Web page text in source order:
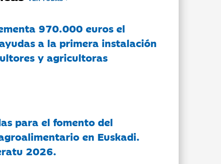
970.000 euros el
a la primera instalación
y agricultoras
para el fomento del
en Euskadi.
2026.